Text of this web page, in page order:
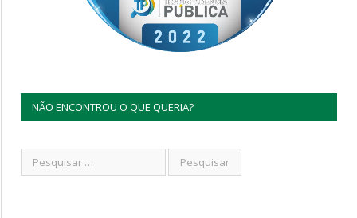
NÃO ENCONTROU O QUE QUERIA?